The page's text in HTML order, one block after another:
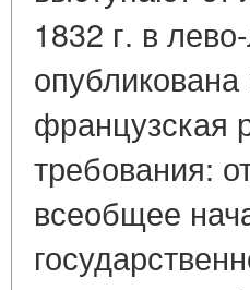
1832 г. в
французская
требования:
всеобщее